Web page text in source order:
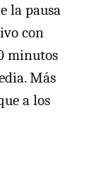
la pausa
con
minutos
Más
a los